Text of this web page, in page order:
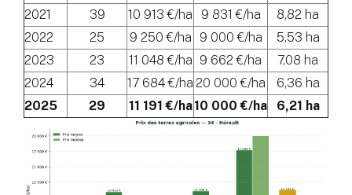
2021
39 10 913 €/ha 9 831 €/ha
8,82 ha
2022
25 9 250 €/ha 9 000 €/ha
5,53 ha
2023
23 11 048 €/ha 9 662 €/ha
7,08 ha
2024
34 17 684 €/ha 20 000 €/ha
6,36 ha
2025
29 11 191 €/ha10 000 €/ha 6,21 ha